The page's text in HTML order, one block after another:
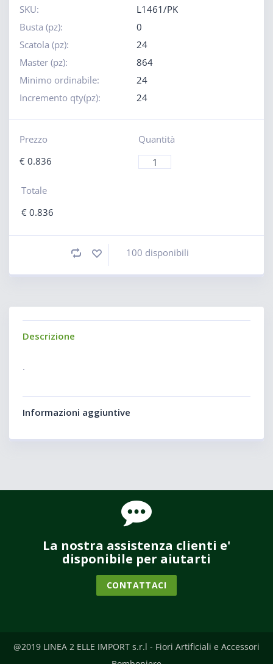
SKU:
L1461/PK
Busta (pz):
0
Scatola (pz):
24
Master (pz):
864
Minimo ordinabile:
24
Incremento qty(pz):
24
Prezzo
€0.836
Quantità
Totale
€0.836
100 disponibili
Descrizione
.
Informazioni aggiuntive
La nostra assistenza clienti e'
disponibile per aiutarti
CONTATTACI
@2019 LINEA 2 ELLE IMPORT s.r.l - Fiori Artificiali e Accessori